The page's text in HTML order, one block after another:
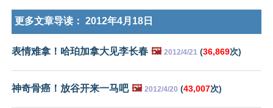
更多文章导读： 2012年4月18日
表情难拿！哈珀加拿大见李长春 🖼️ 2012/4/21 (36,869次)
神奇骨癌！放谷开来一马吧 🖼️ 2012/4/20 (43,007次)